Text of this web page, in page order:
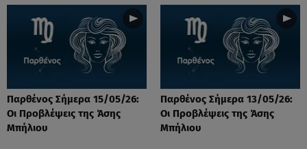
Παρθένος Σήμερα 15/05/26:
Οι Προβλέψεις της Άσης
Μπήλιου
Παρθένος Σήμερα 13/05/26:
Οι Προβλέψεις της Άσης
Μπήλιου